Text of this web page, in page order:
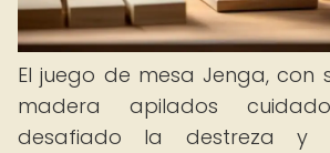
El juego de mesa Jenga, con
madera apilados
desafiado la destreza y